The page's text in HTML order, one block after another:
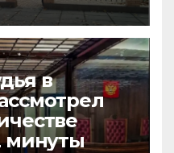
в
минуты